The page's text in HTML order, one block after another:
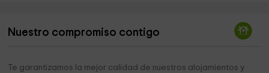
Iglesia de Sant Joan 1,3 km
Nuestro compromiso contigo
Te garantizamos la mejor calidad de nuestros alojamientos y